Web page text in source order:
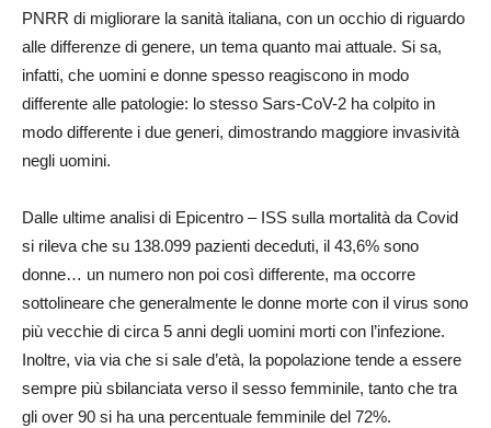
PNRR di migliorare la sanità italiana, con un occhio di riguardo
alle differenze di genere, un tema quanto mai attuale. Si sa,
infatti, che uomini e donne spesso reagiscono in modo
differente alle patologie: lo stesso Sars-CoV-2 ha colpito in
modo differente i due generi, dimostrando maggiore invasività
negli uomini.
Dalle ultime analisi di Epicentro – ISS sulla mortalità da Covid
si rileva che su 138.099 pazienti deceduti, il 43,6% sono
donne… un numero non poi così differente, ma occorre
sottolineare che generalmente le donne morte con il virus sono
più vecchie di circa 5 anni degli uomini morti con l’infezione.
Inoltre, via via che si sale d’età, la popolazione tende a essere
sempre più sbilanciata verso il sesso femminile, tanto che tra
gli over 90 si ha una percentuale femminile del 72%.